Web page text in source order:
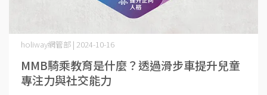
MMB騎乘教育是什麼？透過滑步車提升兒童
專注力與社交能力
holiway網管部 | 2024-10-16